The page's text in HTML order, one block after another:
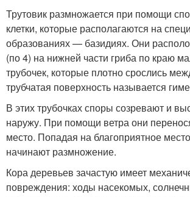
Трутовик размножается при помощи
клетки, которые располагаются на
образованиях — базидиях. Они
(по 4) на нижней части гриба по краю
трубочек, которые плотно срослись
трубчатая поверхность называется
В этих трубочках споры созревают и
наружу. При помощи ветра они
место. Попадая на благоприятное
начинают размножение.
Кора деревьев зачастую имеет
повреждения: ходы насекомых,